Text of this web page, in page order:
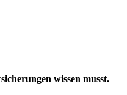
wissen musst.